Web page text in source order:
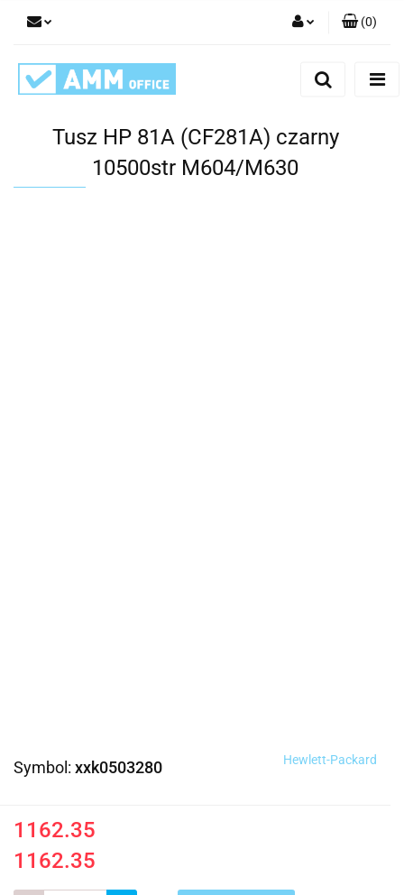
(0)
Tusz HP 81A (CF281A) czarny
10500str M604/M630
Symbol: xxk0503280 Hewlett-Packard
1162.35
1162.35